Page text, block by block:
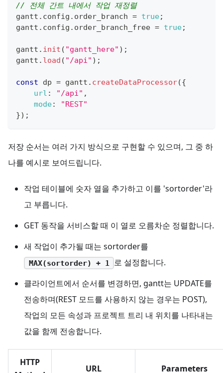
// 전체 간트 내에서 작업 재정렬
gantt . config . order_branch = true;
gantt . config . order_branch_free = true;
gantt . init ( "gantt_here" ) ;
gantt . load ( "/api" ) ;
const dp = gantt . createDataProcessor({
url : "/api" ,
mode:
"REST"
}) ;
저장 순서는 여러 가지 방식으로 구현할 수 있으며, 그 중 하
나를 예시로 보여드립니다.
작업 테이블에 숫자 열을 추가하고 이를 'sortorder'라
고 부릅니다.
GET 동작을 서비스할 때 이 열로 오름차순 정렬합니다.
새 작업이 추가될 때는 sortorder를
MAX(sortorder) + 1
로 설정합니다.
클라이언트에서 순서를 변경하면, gantt는 UPDATE를
전송하며(REST 모드를 사용하지 않는 경우는 POST),
작업의 모든 속성과 프로젝트 트리 내 위치를 나타내는
값을 함께 전송합니다.
HTTP
URL Parameters